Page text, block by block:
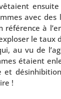
avec
réfé­rence à
le taux
au vu de
étaient
et
!